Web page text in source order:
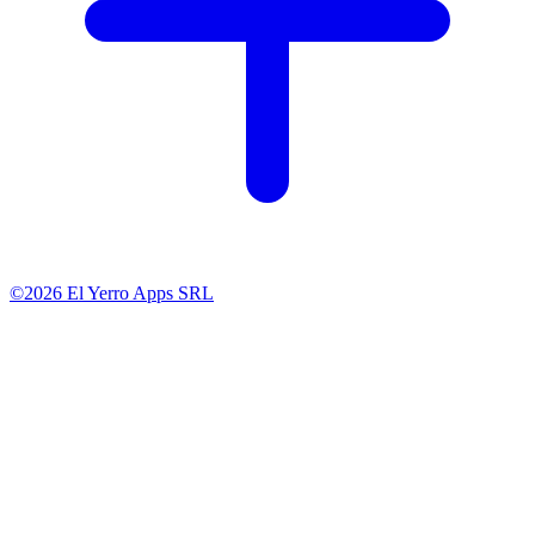
©2026 El Yerro Apps SRL